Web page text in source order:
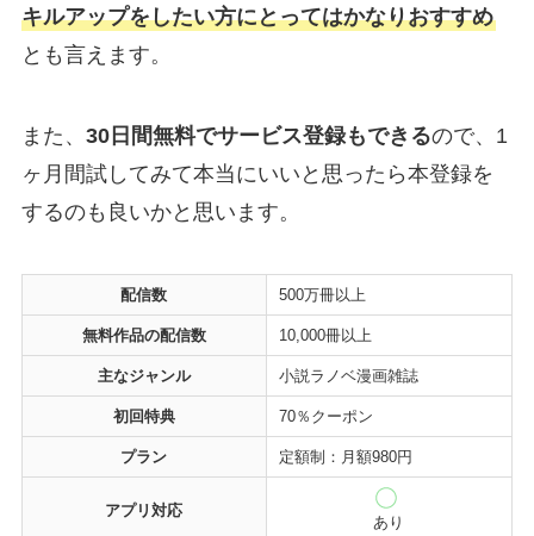
キルアップをしたい方にとってはかなりおすすめ
とも言えます。
また、 30日間無料でサービス登録もできるので、1
ヶ月間試してみて本当にいいと思ったら本登録を
するのも良いかと思います。
配信数 500万冊以上
無料作品の配信数 10,000冊以上
主なジャンル 小説ラノベ漫画雑誌
初回特典 70％クーポン
プラン 定額制：月額980円
アプリ対応
あり